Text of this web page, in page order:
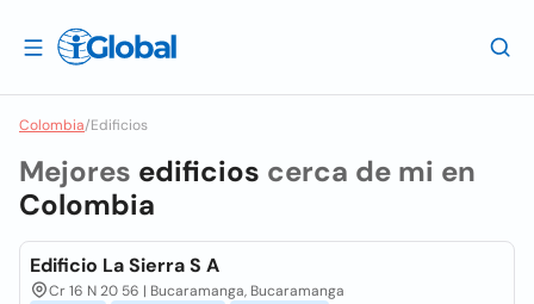
Colombia/Edificios
Mejores edificios cerca de mi en
Colombia
Edificio La Sierra S A
Cr 16 N 20 56 | Bucaramanga, Bucaramanga